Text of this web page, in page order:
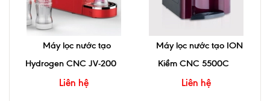
Máy lọc nước tạo
Hydrogen CNC JV-200
Liên hệ
Máy lọc nước tạo ION
Kiềm CNC 5500C
Liên hệ